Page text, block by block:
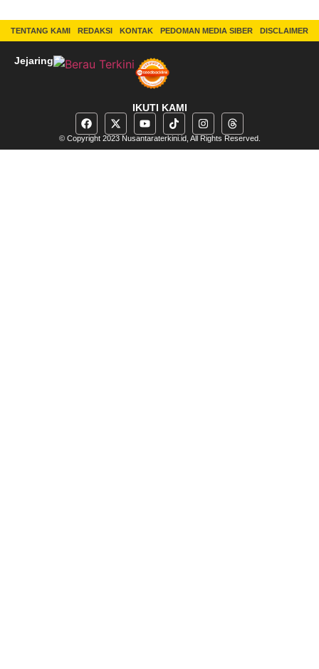
TENTANG KAMI REDAKSI KONTAK PEDOMAN MEDIA SIBER DISCLAIMER
Jejaring
IKUTI KAMI
© Copyright 2023 Nusantaraterkini.id, All Rights Reserved.